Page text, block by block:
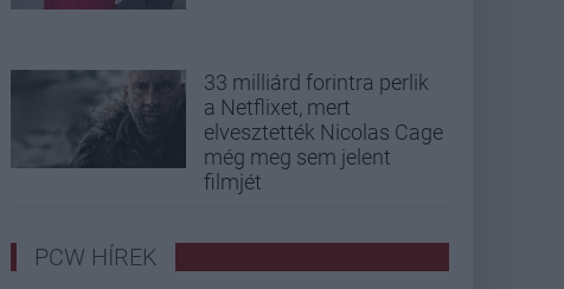
33 milliárd forintra perlik
a Netflixet, mert
elvesztették Nicolas Cage
még meg sem jelent
filmjét
PCW HÍREK